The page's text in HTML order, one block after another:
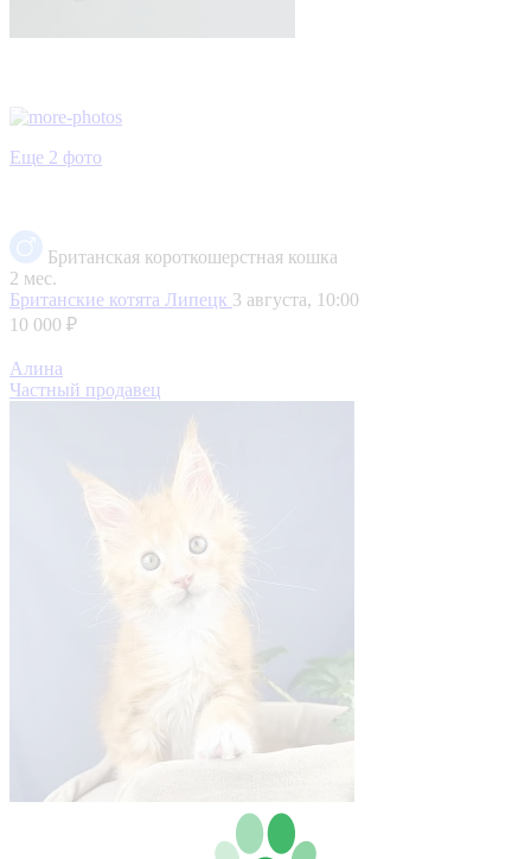
Еще 2 фото
Британская короткошерстная кошка
2 мес.
Британские котята Липецк 3 августа, 10:00
10 000 ₽
Алина
Частный продавец